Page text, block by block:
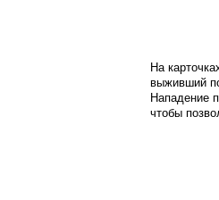
На
выживший
Нападение
чтобы